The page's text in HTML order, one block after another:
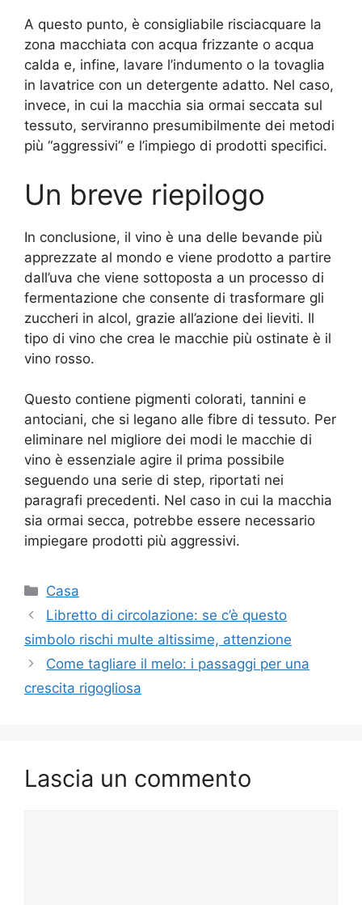
A questo punto, è consigliabile risciacquare la
zona macchiata con acqua frizzante o acqua
calda e, infine, lavare l’indumento o la tovaglia
in lavatrice con un detergente adatto. Nel caso,
invece, in cui la macchia sia ormai seccata sul
tessuto, serviranno presumibilmente dei metodi
più “aggressivi” e l’impiego di prodotti specifici.
Un breve riepilogo
In conclusione, il vino è una delle bevande più
apprezzate al mondo e viene prodotto a partire
dall’uva che viene sottoposta a un processo di
fermentazione che consente di trasformare gli
zuccheri in alcol, grazie all’azione dei lieviti. Il
tipo di vino che crea le macchie più ostinate è il
vino rosso.
Questo contiene pigmenti colorati, tannini e
antociani, che si legano alle fibre di tessuto. Per
eliminare nel migliore dei modi le macchie di
vino è essenziale agire il prima possibile
seguendo una serie di step, riportati nei
paragrafi precedenti. Nel caso in cui la macchia
sia ormai secca, potrebbe essere necessario
impiegare prodotti più aggressivi.
Categorie
Casa
Libretto di circolazione: se c’è questo
simbolo rischi multe altissime, attenzione
Come tagliare il melo: i passaggi per una
crescita rigogliosa
Lascia un commento